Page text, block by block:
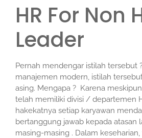
HR For Non
Leader
Pernah mendengar istilah tersebut
manajemen modern, istilah
asing. Mengapa ? Karena
telah memiliki divisi / departemen
hakekatnya setiap karyawan
bertanggung jawab kepada atasan
masing-masing . Dalam